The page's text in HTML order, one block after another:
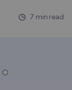
7 min read